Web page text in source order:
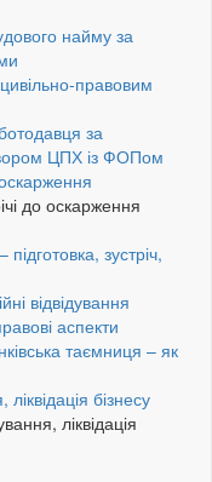
найму за
правовим
за
ЦПХ із ФОПом
до оскарження
зустріч,
відвідування
аспекти
таємниця – як
бізнесу
ліквідація